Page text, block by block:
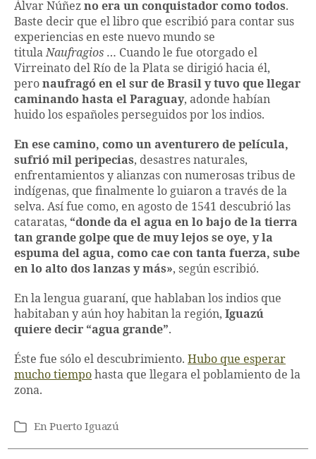
Álvar Núñez no era un conquistador como todos.
Baste decir que el libro que escribió para contar sus
experiencias en este nuevo mundo se
titulaNaufragios … Cuando le fue otorgado el
Virreinato del Río de la Plata se dirigió hacia él,
pero naufragó en el sur de Brasil y tuvo que llegar
caminando hasta el Paraguay, adonde habían
huido los españoles perseguidos por los indios.
En ese camino, como un aventurero de película,
sufrió mil peripecias, desastres naturales,
enfrentamientos y alianzas con numerosas tribus de
indígenas, que finalmente lo guiaron a través de la
selva. Así fue como, en agosto de 1541 descubrió las
cataratas, “donde da el agua en lo bajo de la tierra
tan grande golpe que de muy lejos se oye, y la
espuma del agua, como cae con tanta fuerza, sube
en lo alto dos lanzas y más», según escribió.
En la lengua guaraní, que hablaban los indios que
habitaban y aún hoy habitan la región, Iguazú
quiere decir “agua grande”.
Éste fue sólo el descubrimiento. Hubo que esperar
mucho tiempo hasta que llegara el poblamiento de la
zona.
Categorías
EnPuerto Iguazú